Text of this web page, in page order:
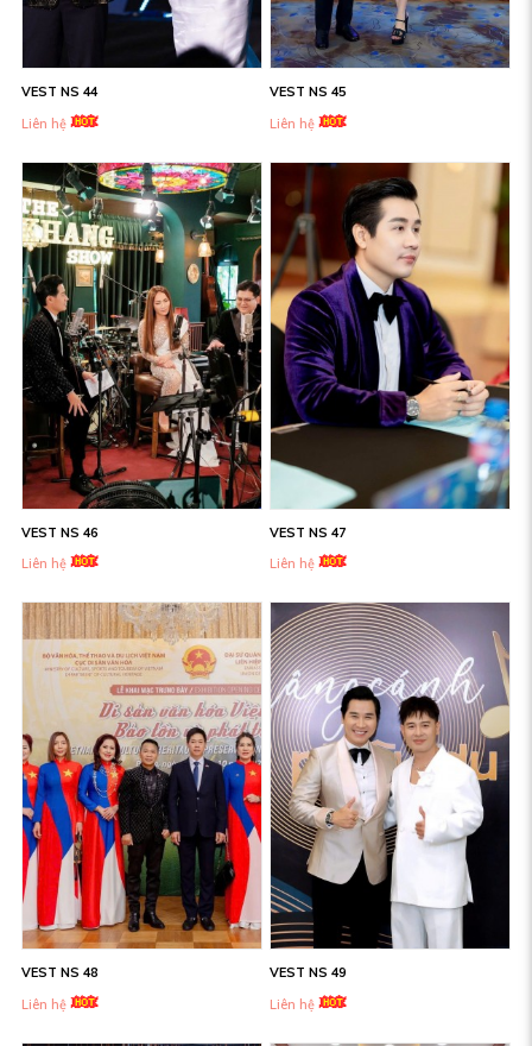
VEST NS 44
Liên hệ
VEST NS 45
Liên hệ
VEST NS 46
Liên hệ
VEST NS 47
Liên hệ
VEST NS 48
Liên hệ
VEST NS 49
Liên hệ